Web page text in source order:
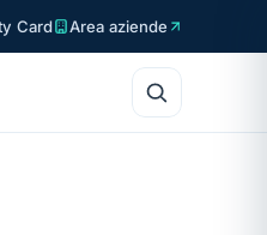
Card Area aziende